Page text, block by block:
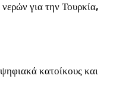
για την Τουρκία,
κατοίκους και